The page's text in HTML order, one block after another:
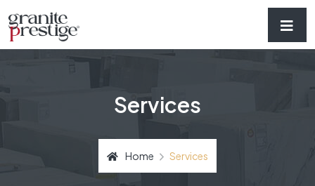
Services
Home Services